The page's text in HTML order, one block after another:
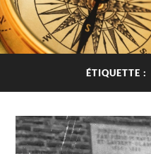
ÉTIQUETTE :